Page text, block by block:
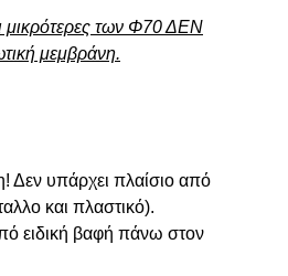
μικρότερες των Φ70 ΔΕΝ
μεμβράνη.
Δεν υπάρχει πλαίσιο από
και πλαστικό).
ειδική βαφή πάνω στον